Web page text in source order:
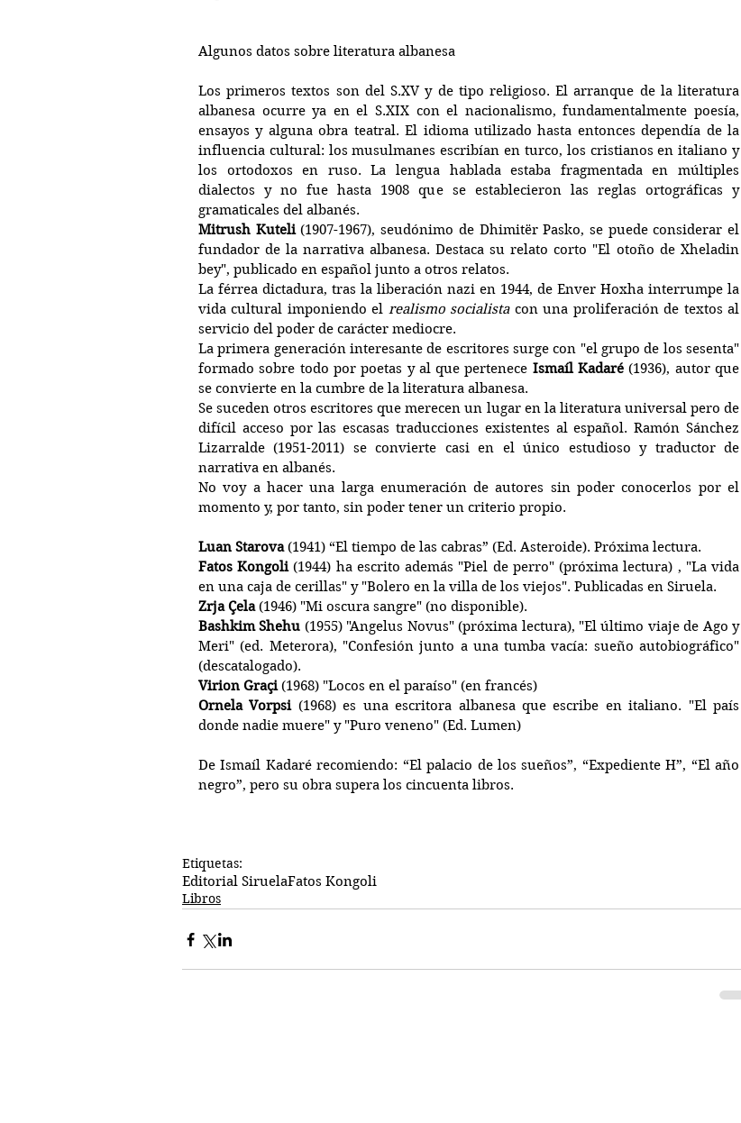
Algunos datos sobre literatura albanesa
Los primeros textos son del S.XV y de tipo religioso. El arranque de la literatura
albanesa ocurre ya en el S.XIX con el nacionalismo, fundamentalmente poesía,
ensayos y alguna obra teatral. El idioma utilizado hasta entonces dependía de la
influencia cultural: los musulmanes escribían en turco, los cristianos en italiano y
los ortodoxos en ruso. La lengua hablada estaba fragmentada en múltiples
dialectos y no fue hasta 1908 que se establecieron las reglas ortográficas y
gramaticales del albanés.
Mitrush Kuteli (1907-1967), seudónimo de Dhimitër Pasko, se puede considerar el
fundador de la narrativa albanesa. Destaca su relato corto "El otoño de Xheladin
bey", publicado en español junto a otros relatos.
La férrea dictadura, tras la liberación nazi en 1944, de Enver Hoxha interrumpe la
vida cultural imponiendo el realismo socialista con una proliferación de textos al
servicio del poder de carácter mediocre.
La primera generación interesante de escritores surge con "el grupo de los sesenta"
formado sobre todo por poetas y al que pertenece Ismaíl Kadaré (1936), autor que
se convierte en la cumbre de la literatura albanesa.
Se suceden otros escritores que merecen un lugar en la literatura universal pero de
difícil acceso por las escasas traducciones existentes al español. Ramón Sánchez
Lizarralde (1951-2011) se convierte casi en el único estudioso y traductor de
narrativa en albanés.
No voy a hacer una larga enumeración de autores sin poder conocerlos por el
momento y, por tanto, sin poder tener un criterio propio.
Luan Starova (1941) “El tiempo de las cabras” (Ed. Asteroide). Próxima lectura.
Fatos Kongoli (1944) ha escrito además "Piel de perro" (próxima lectura) , "La vida
en una caja de cerillas" y "Bolero en la villa de los viejos". Publicadas en Siruela.
Zrja Çela (1946) "Mi oscura sangre" (no disponible).
Bashkim Shehu (1955) "Angelus Novus" (próxima lectura), "El último viaje de Ago y
Meri" (ed. Meterora), "Confesión junto a una tumba vacía: sueño autobiográfico"
(descatalogado).
Virion Graçi (1968) "Locos en el paraíso" (en francés)
Ornela Vorpsi (1968) es una escritora albanesa que escribe en italiano. "El país
donde nadie muere" y "Puro veneno" (Ed. Lumen)
De Ismaíl Kadaré recomiendo: “El palacio de los sueños”, “Expediente H”, “El año
negro”, pero su obra supera los cincuenta libros.
Etiquetas:
Editorial SiruelaFatos Kongoli
Libros